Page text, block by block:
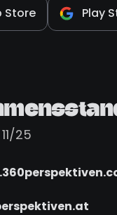
Store Play
25